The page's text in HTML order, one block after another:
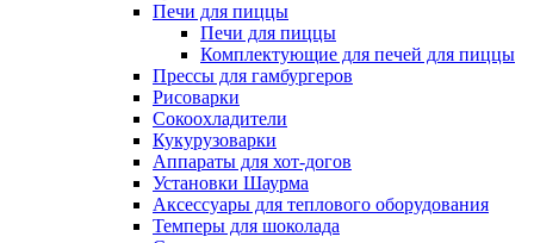
Печи для пиццы
Печи для пиццы
Комплектующие для печей для пиццы
Прессы для гамбургеров
Рисоварки
Сокоохладители
Кукурузоварки
Аппараты для хот-догов
Установки Шаурма
Аксессуары для теплового оборудования
Темперы для шоколада